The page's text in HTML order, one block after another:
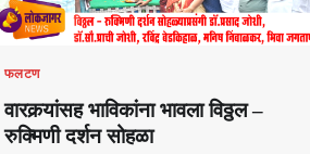
फलटण
वारकर्‍यांसह भाविकांना भावला विठ्ठल –
रुक्मिणी दर्शन सोहळा